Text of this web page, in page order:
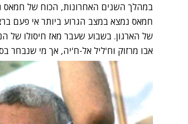
במהלך השנים האחרונות, הכוח של חמאס
חמאס נמצא במצב הגרוע ביותר אי פעם
של הארגון. בשבוע שעבר מאז חיסולו של
אבו מרזוק וח'ליל אל-ח'יה, אך מי שנבחר